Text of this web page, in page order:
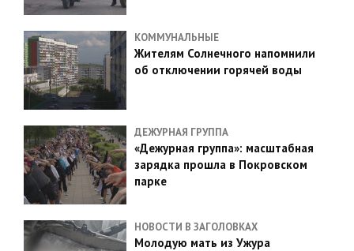
КОММУНАЛЬНЫЕ
Жителям Солнечного напомнили
об отключении горячей воды
ДЕЖУРНАЯ ГРУППА
«Дежурная группа»: масштабная
зарядка прошла в Покровском
парке
НОВОСТИ В ЗАГОЛОВКАХ
Молодую мать из Ужура